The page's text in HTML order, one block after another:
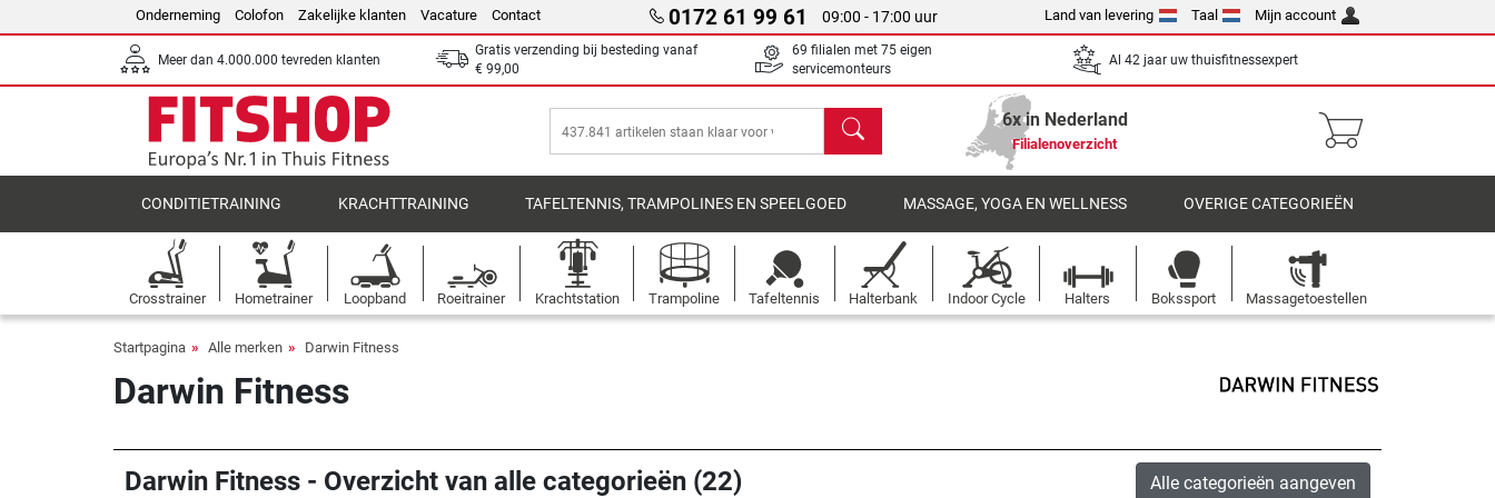
Onderneming Colofon Zakelijke klanten Vacature Contact 0172 61 99 61 09:00 - 17:00 uur Land van levering Taal Mijn account
Meer dan 4.000.000 tevreden klanten
Gratis verzending bij besteding vanaf
€ 99,00
69 filialen met 75 eigen
servicemonteurs
Al 42 jaar uw thuisfitnessexpert
Zoeken 6x in Nederland
Filialenoverzicht
CONDITIETRAINING KRACHTTRAINING TAFELTENNIS, TRAMPOLINES EN SPEELGOED MASSAGE, YOGA EN WELLNESS OVERIGE CATEGORIEËN
Crosstrainer Hometrainer Loopband Roeitrainer Krachtstation Trampoline Tafeltennis Halterbank Indoor Cycle Halters Bokssport Massagetoestellen
Startpagina Alle merken Darwin Fitness
Darwin Fitness
Darwin Fitness - Overzicht van alle categorieën (22) Alle categorieën aangeven